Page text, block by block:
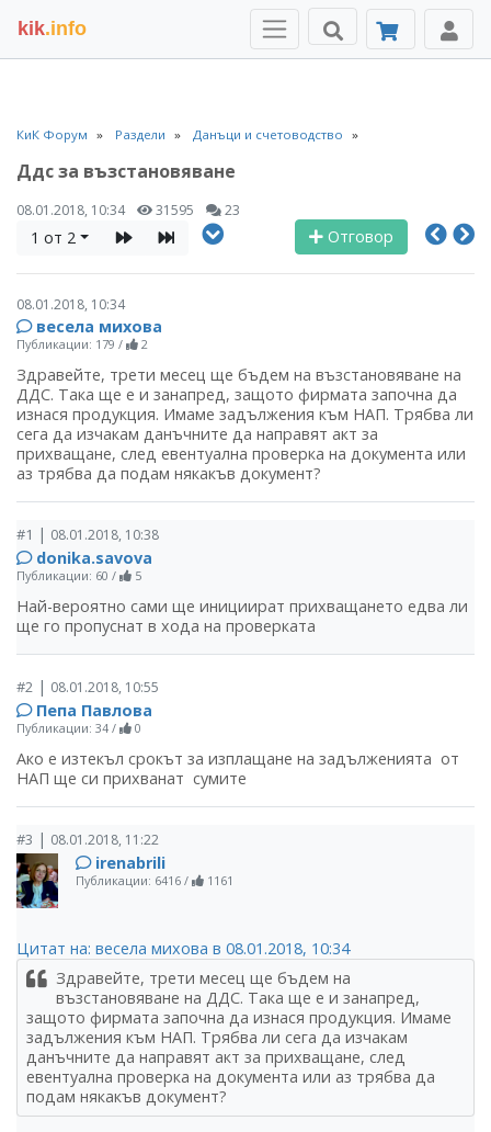
kik.info
КиК Форум Раздели Данъци и счетоводство
Ддс за възстановяване
08.01.2018, 10:34 31595 23
Отговор
1 от 2
08.01.2018, 10:34
весела михова
Публикации: 179 / 2
Здравейте, трети месец ще бъдем на възстановяване на
ДДС. Така ще е и занапред, защото фирмата започна да
изнася продукция. Имаме задължения към НАП. Трябва ли
сега да изчакам данъчните да направят акт за
прихващане, след евентуална проверка на документа или
аз трябва да подам някакъв документ?
#1 | 08.01.2018, 10:38
donika.savova
Публикации: 60 / 5
Най-вероятно сами ще инициират прихващането едва ли
ще го пропуснат в хода на проверката
#2 | 08.01.2018, 10:55
Пепа Павлова
Публикации: 34 / 0
Ако е изтекъл срокът за изплащане на задълженията от
НАП ще си прихванат сумите
#3 | 08.01.2018, 11:22
irenabrili
Публикации: 6416/ 1161
Цитат на: весела михова в 08.01.2018, 10:34
Здравейте, трети месец ще бъдем на
възстановяване на ДДС. Така ще е и занапред,
защото фирмата започна да изнася продукция. Имаме
задължения към НАП. Трябва ли сега да изчакам
данъчните да направят акт за прихващане, след
евентуална проверка на документа или аз трябва да
подам някакъв документ?